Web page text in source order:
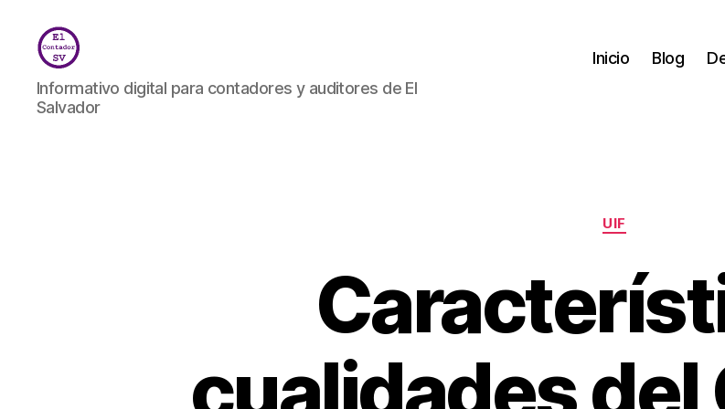
El
Contador
SV
Informativo digital para contadores y auditores de El
Salvador
Inicio Blog
Categorías
UIF
P